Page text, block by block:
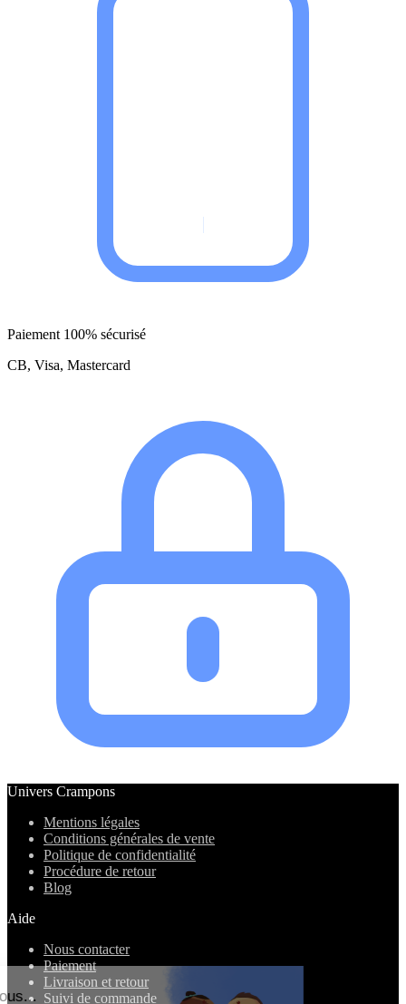
Salut c'est nous...
Paiement 100% sécurisé
CB, Visa, Mastercard
Univers Crampons
Mentions légales
Conditions générales de vente
Politique de confidentialité
Procédure de retour
Blog
Aide
Nous contacter
Paiement
Livraison et retour
Suivi de commande